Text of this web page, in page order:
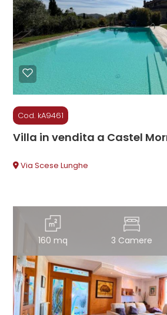
Cod. kA9461
Villa in vendita a Castel
Via Scese Lunghe
160 mq 3 Camere
CONTATTI
cercare
Provincia
Comune
Tipologia
Qualsiasi
Residenziali
Commerciali